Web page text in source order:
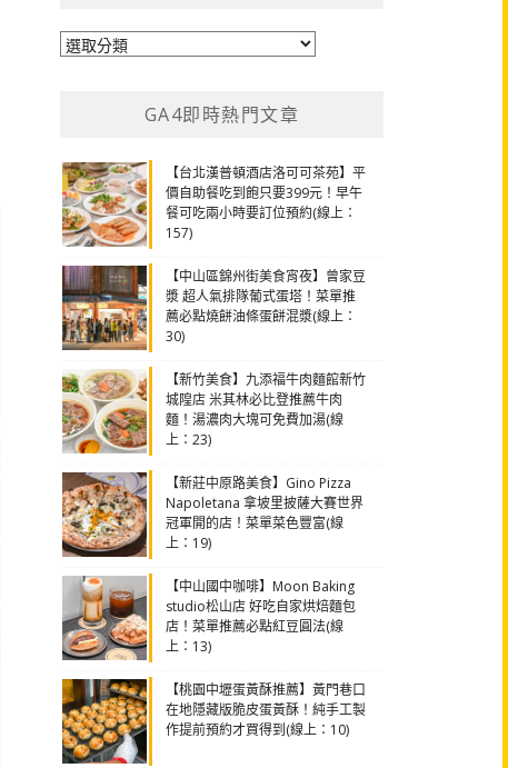
分
GA4即時熱門文章
【台北漢普頓酒店洛可可茶苑】平
價自助餐吃到飽只要399元！早午
餐可吃兩小時要訂位預約(線上：
157)
【中山區錦州街美食宵夜】曾家豆
漿 超人氣排隊葡式蛋塔！菜單推
薦必點燒餅油條蛋餅混漿(線上：
30)
【新竹美食】九添福牛肉麵館新竹
城隍店 米其林必比登推薦牛肉
麵！湯濃肉大塊可免費加湯(線
上：23)
【新莊中原路美食】Gino Pizza
Napoletana 拿坡里披薩大賽世界
冠軍開的店！菜單菜色豐富(線
上：19)
【中山國中咖啡】Moon Baking
studio松山店 好吃自家烘焙麵包
店！菜單推薦必點紅豆圓法(線
上：13)
【桃園中壢蛋黃酥推薦】黃門巷口
在地隱藏版脆皮蛋黃酥！純手工製
作提前預約才買得到(線上：10)